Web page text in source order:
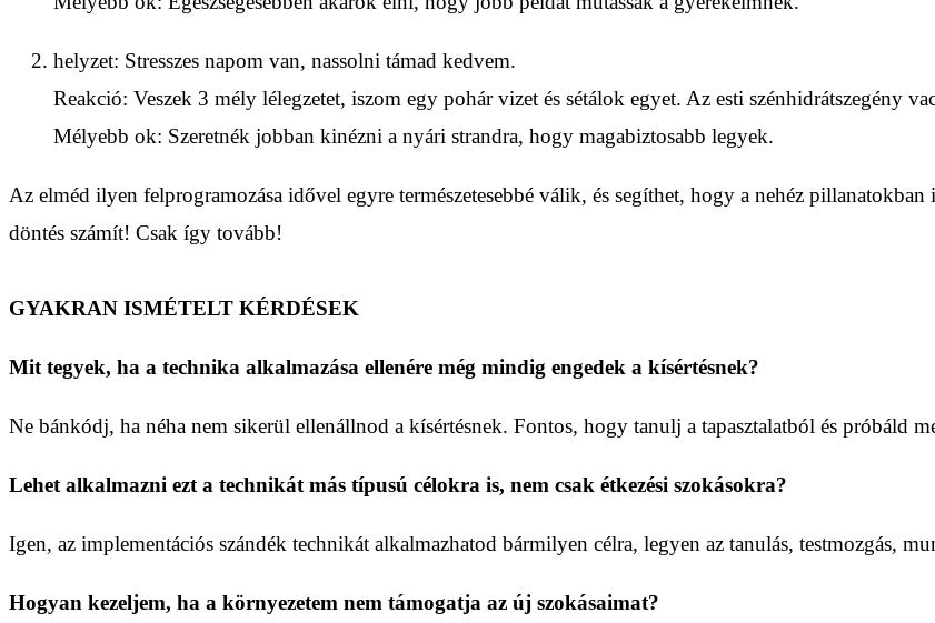
helyzet: Stresszes napom van, nassolni támad kedvem.
Reakció: Veszek 3 mély lélegzetet, iszom egy pohár vizet és sétálok egyet. Az esti szénhidrátszegény
Mélyebb ok: Szeretnék jobban kinézni a nyári strandra, hogy magabiztosabb legyek.
Az elméd ilyen felprogramozása idővel egyre természetesebbé válik, és segíthet, hogy a nehéz
döntés számít! Csak így tovább!
GYAKRAN ISMÉTELT KÉRDÉSEK
Mit tegyek, ha a technika alkalmazása ellenére még mindig engedek a kísértésnek?
Ne bánkódj, ha néha nem sikerül ellenállnod a kísértésnek. Fontos, hogy tanulj a tapasztalatból és próbáld
Lehet alkalmazni ezt a technikát más típusú célokra is, nem csak étkezési szokásokra?
Igen, az implementációs szándék technikát alkalmazhatod bármilyen célra, legyen az tanulás, testmozgás,
Hogyan kezeljem, ha a környezetem nem támogatja az új szokásaimat?